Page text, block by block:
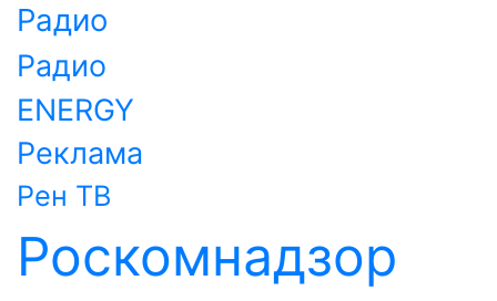
Радио
Радио
ENERGY
Реклама
Рен ТВ
Роскомнадзор